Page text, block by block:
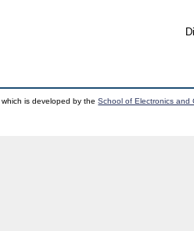
which is developed by theSchool of Electronics and